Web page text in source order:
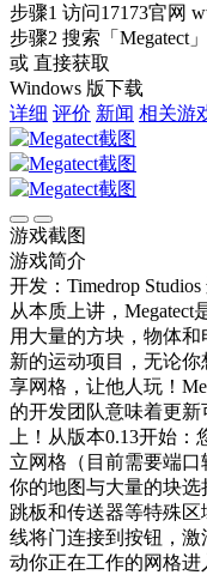
步骤1 访问17173官网
步骤2 搜索 「Megatect」
或 直接获取
Windows 版下载
详细 评价 新闻 相关游
游戏截图
游戏简介
开发：Timedrop Studios
从本质上讲，
用大量的方块，物体和
新的运动项目，无论
享网格，让他人玩！
的开发团队意味着更
上！从版本0.13开始
立网格（目前需要端
你的地图与大量的块选
跳板和传送器等特殊
线将门连接到按钮，
动你正在工作的网格